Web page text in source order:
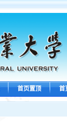
首页置顶 首